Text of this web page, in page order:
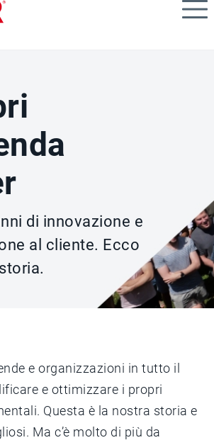
di innovazione e
al cliente. Ecco
e organizzazioni in tutto il
e ottimizzare i propri
Questa è la nostra storia e
Ma c’è molto di più da